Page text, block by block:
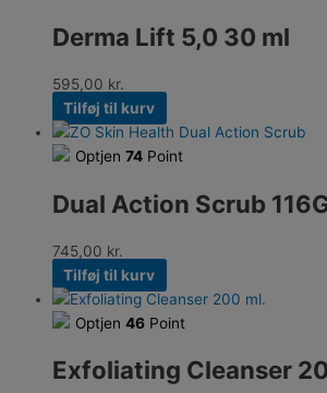
Derma Lift 5,0 30 ml
595,00 kr.
Tilføj til kurv
Optjen 74 Point
Dual Action Scrub
745,00 kr.
Tilføj til kurv
Optjen 46 Point
Exfoliating Cleanser